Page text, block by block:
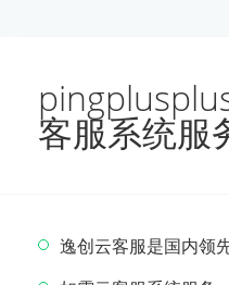
客服系统服
逸创云客服是国内领